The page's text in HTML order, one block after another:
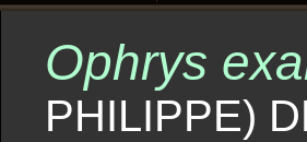
Ophrys
PHILIPPE)